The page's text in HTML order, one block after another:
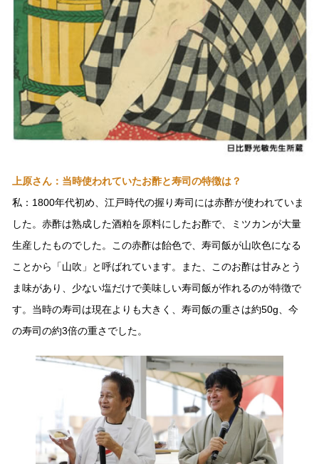
上原さん：当時使われていたお酢と寿司の特徴は？
私：1800年代初め、江戸時代の握り寿司には赤酢が使われていま
した。赤酢は熟成した酒粕を原料にしたお酢で、ミツカンが大量
生産したものでした。この赤酢は飴色で、寿司飯が山吹色になる
ことから「山吹」と呼ばれています。また、このお酢は甘みとう
ま味があり、少ない塩だけで美味しい寿司飯が作れるのが特徴で
す。当時の寿司は現在よりも大きく、寿司飯の重さは約50g、今
の寿司の約3倍の重さでした。